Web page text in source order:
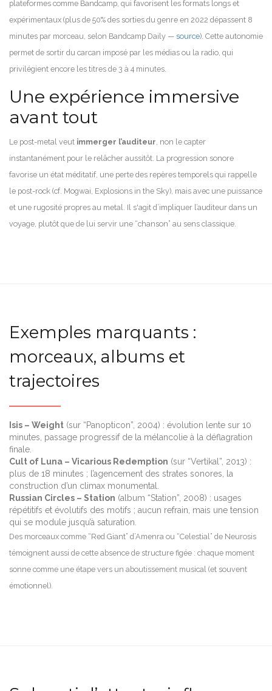
plateformes comme Bandcamp, qui favorisent les formats longs et
expérimentaux (plus de 50% des sorties du genre en 2022 dépassent 8
minutes par morceau, selon Bandcamp Daily — source). Cette autonomie
permet de sortir du carcan imposé par les médias ou la radio, qui
privilégient encore les titres de 3 à 4 minutes.
Une expérience immersive
avant tout
Le post-metal veut immerger l’auditeur , non le capter
instantanément pour le relâcher aussitôt. La progression sonore
favorise un état méditatif, une perte des repères temporels qui rappelle
le post-rock (cf. Mogwai, Explosions in the Sky), mais avec une puissance
et une rugosité propres au metal. Il s'agit d’impliquer l’auditeur dans un
voyage, plutôt que de lui servir une “chanson” au sens classique.
Exemples marquants :
morceaux, albums et
trajectoires
Isis – Weight (sur “Panopticon”, 2004) : évolution lente sur 10
minutes, passage progressif de la mélancolie à la déflagration
finale.
Cult of Luna – Vicarious Redemption (sur “Vertikal”, 2013) :
plus de 18 minutes ; l’agencement des strates sonores, la
construction d’un climax monumental.
Russian Circles – Station (album “Station”, 2008) : usages
répétitifs et évolutifs des motifs ; aucun refrain, mais une tension
qui se module jusqu’à saturation.
Des morceaux comme “Red Giant” d’Amenra ou “Celestial” de Neurosis
témoignent aussi de cette absence de structure figée : chaque moment
sonne comme une étape vers un aboutissement musical (et souvent
émotionnel).